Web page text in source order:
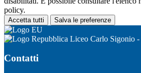
policy.
Accetta tutti Salva le preferenze
Liceo Carlo Sigonio -
Contatti